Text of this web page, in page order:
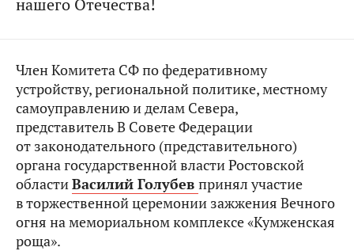
нашего Отечества!
Член Комитета СФ по федеративному
устройству, региональной политике, местному
самоуправлению и делам Севера,
представитель В Совете Федерации
от законодательного (представительного)
органа государственной власти Ростовской
областиВасилий Голубев принял участие
в торжественной церемонии зажжения Вечного
огня на мемориальном комплексе «Кумженская
роща».